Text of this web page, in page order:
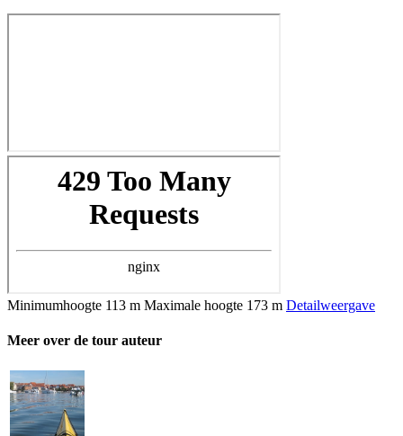
Minimumhoogte 113 m Maximale hoogte 173 m Detailweergave
Meer over de tour auteur